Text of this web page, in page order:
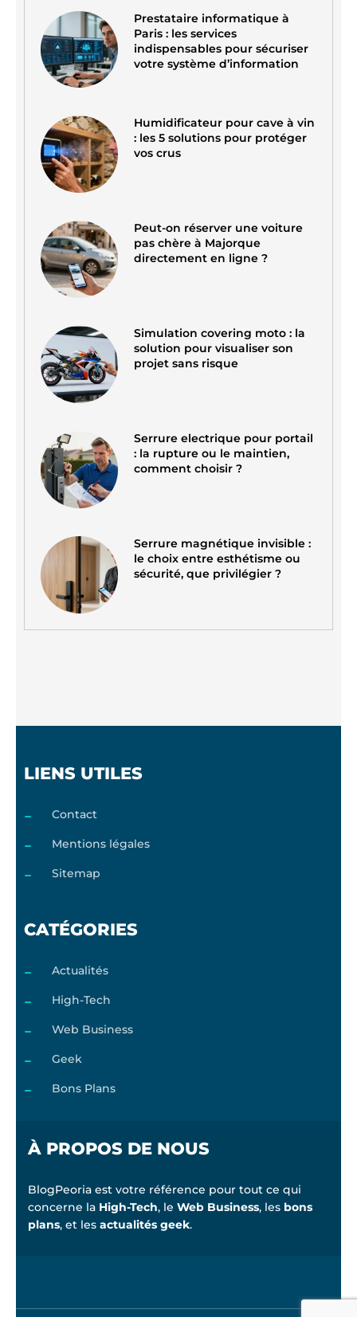
Prestataire informatique à
Paris : les services
indispensables pour sécuriser
votre système d’information
Humidificateur pour cave à vin
: les 5 solutions pour protéger
vos crus
Peut-on réserver une voiture
pas chère à Majorque
directement en ligne ?
Simulation covering moto : la
solution pour visualiser son
projet sans risque
Serrure electrique pour portail
: la rupture ou le maintien,
comment choisir ?
Serrure magnétique invisible :
le choix entre esthétisme ou
sécurité, que privilégier ?
LIENS UTILES
Contact
Mentions légales
Sitemap
CATÉGORIES
Actualités
High-Tech
Web Business
Geek
Bons Plans
À PROPOS DE NOUS
BlogPeoria est votre référence pour tout ce qui
concerne la High-Tech, le Web Business, les bons
plans, et les actualités geek.